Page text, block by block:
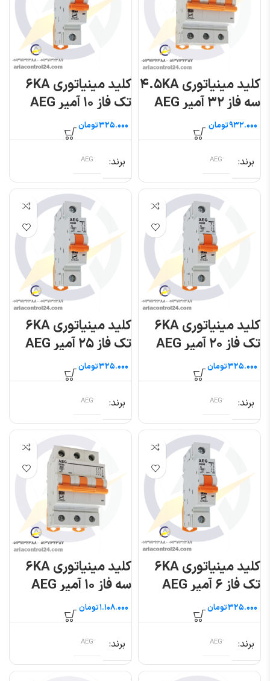
کلید مینیاتوری ۴.۵KA
سه فاز ۳۲ آمپر AEG
تومان
برند
کلید مینیاتوری ۶KA
تک فاز ۱۰ آمپر AEG
تومان
برند
کلید مینیاتوری ۶KA
تک فاز ۲۰ آمپر AEG
تومان
برند
کلید مینیاتوری ۶KA
تک فاز ۲۵ آمپر AEG
تومان
برند
کلید مینیاتوری ۶KA
تک فاز ۶ آمپر AEG
تومان
برند
کلید مینیاتوری ۶KA
سه فاز ۱۰ آمپر AEG
تومان
برند